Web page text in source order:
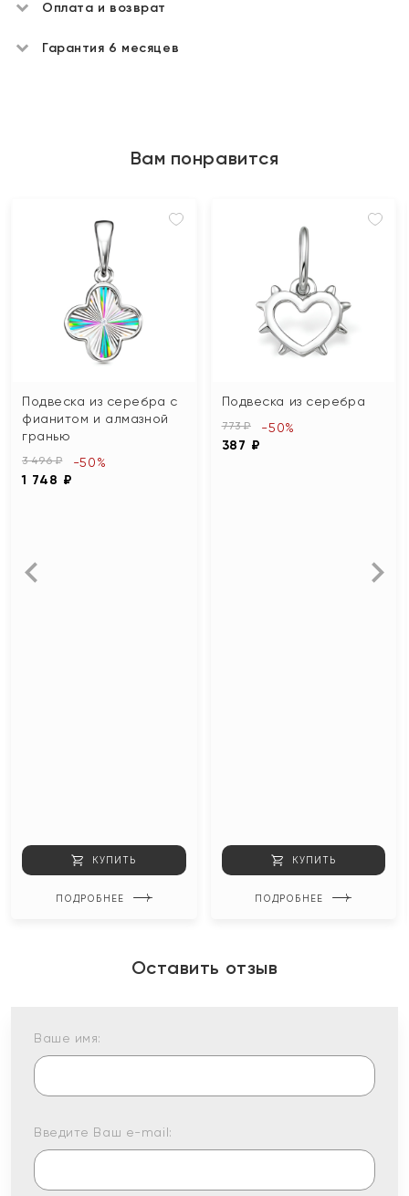
Оплата и возврат
Гарантия 6 месяцев
Вам понравится
Подвеска из серебра с
фианитом и алмазной
гранью
3 496 ₽
1 748 ₽
-50%
КУПИТЬ
ПОДРОБНЕЕ
Подвеска из серебра
773 ₽
387 ₽
-50%
КУПИТЬ
ПОДРОБНЕЕ
Оставить отзыв
Ваше имя:
Введите Ваш e-mail: